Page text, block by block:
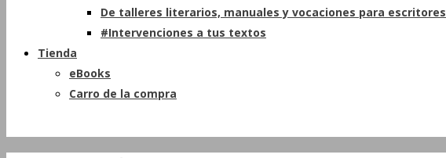
De talleres literarios, manuales y vocaciones para escritores
#Intervenciones a tus textos
Tienda
eBooks
Carro de la compra